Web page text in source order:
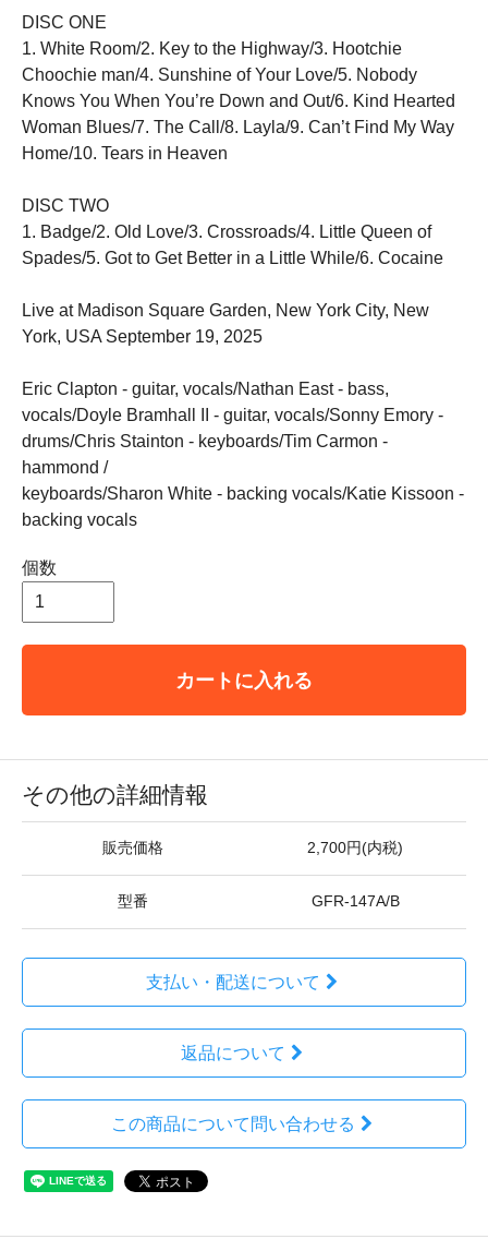
DISC ONE
1. White Room/2. Key to the Highway/3. Hootchie
Choochie man/4. Sunshine of Your Love/5. Nobody
Knows You When You’re Down and Out/6. Kind Hearted
Woman Blues/7. The Call/8. Layla/9. Can’t Find My Way
Home/10. Tears in Heaven
DISC TWO
1. Badge/2. Old Love/3. Crossroads/4. Little Queen of
Spades/5. Got to Get Better in a Little While/6. Cocaine
Live at Madison Square Garden, New York City, New
York, USA September 19, 2025
Eric Clapton - guitar, vocals/Nathan East - bass,
vocals/Doyle Bramhall II - guitar, vocals/Sonny Emory -
drums/Chris Stainton - keyboards/Tim Carmon -
hammond /
keyboards/Sharon White - backing vocals/Katie Kissoon -
backing vocals
個数
カートに入れる
その他の詳細情報
販売価格 2,700円(内税)
型番 GFR-147A/B
支払い・配送について
返品について
この商品について問い合わせる